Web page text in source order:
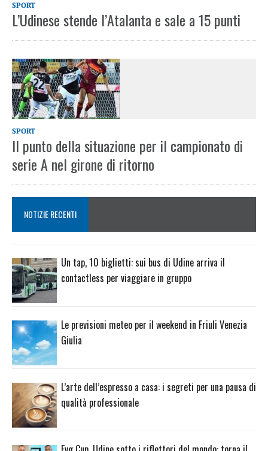
SPORT
L’Udinese stende l’Atalanta e sale a 15 punti
SPORT
Il punto della situazione per il campionato di
serie A nel girone di ritorno
NOTIZIE RECENTI
Un tap, 10 biglietti: sui bus di Udine arriva il
contactless per viaggiare in gruppo
Le previsioni meteo per il weekend in Friuli Venezia
Giulia
L’arte dell’espresso a casa: i segreti per una pausa di
qualità professionale